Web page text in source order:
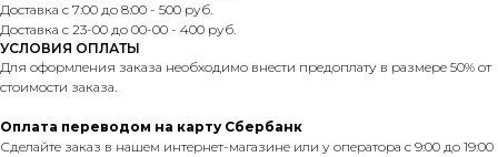
Доставка с 7:00 до 8:00 - 500 руб.
Доставка с 23-00 до 00-00 - 400 руб.
УСЛОВИЯ ОПЛАТЫ
Для оформления заказа необходимо внести предоплату в размере 50% от
стоимости заказа.
Оплата переводом на карту Сбербанк
Сделайте заказ в нашем интернет-магазине или у оператора с 9:00 до 19:00